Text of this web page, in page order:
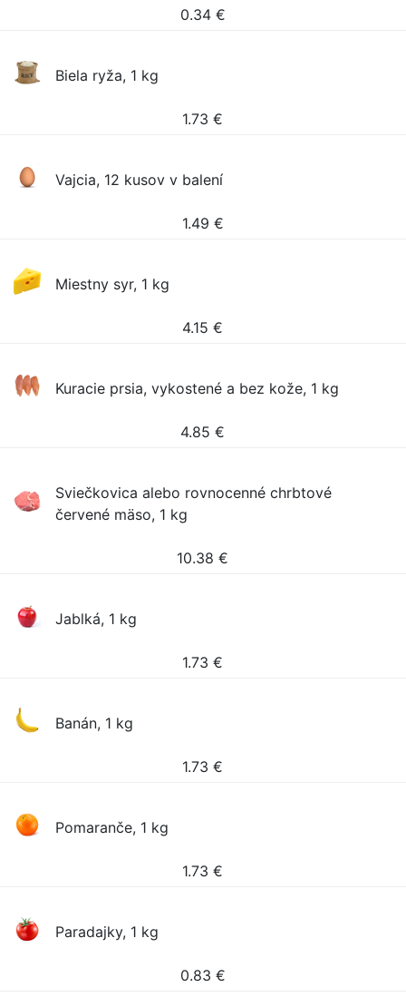
0.34 €
Biela ryža, 1 kg
1.73 €
Vajcia, 12 kusov v balení
1.49 €
Miestny syr, 1 kg
4.15 €
Kuracie prsia, vykostené a bez kože, 1 kg
4.85 €
Sviečkovica alebo rovnocenné chrbtové
červené mäso, 1 kg
10.38 €
Jablká, 1 kg
1.73 €
Banán, 1 kg
1.73 €
Pomaranče, 1 kg
1.73 €
Paradajky, 1 kg
0.83 €